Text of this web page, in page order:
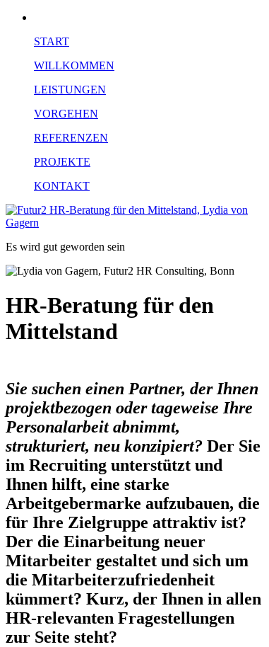
START
WILLKOMMEN
LEISTUNGEN
VORGEHEN
REFERENZEN
PROJEKTE
KONTAKT
Es wird gut geworden sein
HR-Beratung für den
Mittelstand
Sie suchen einen Partner, der Ihnen
projektbezogen oder tageweise Ihre
Personalarbeit abnimmt,
strukturiert, neu konzipiert? Der Sie
im Recruiting unterstützt und
Ihnen hilft, eine starke
Arbeitgebermarke aufzubauen, die
für Ihre Zielgruppe attraktiv ist?
Der die Einarbeitung neuer
Mitarbeiter gestaltet und sich um
die Mitarbeiterzufriedenheit
kümmert? Kurz, der Ihnen in allen
HR-relevanten Fragestellungen
zur Seite steht?